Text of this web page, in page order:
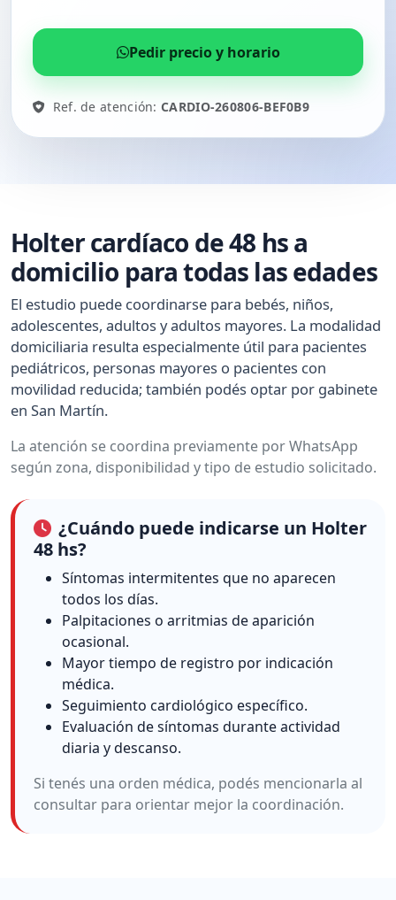
Pedir precio y horario
Ref. de atención:CARDIO-260806-BEF0B9
Holter cardíaco de 48 hs a
domicilio para todas las edades
El estudio puede coordinarse para bebés, niños,
adolescentes, adultos y adultos mayores. La modalidad
domiciliaria resulta especialmente útil para pacientes
pediátricos, personas mayores o pacientes con
movilidad reducida; también podés optar por gabinete
en San Martín.
La atención se coordina previamente por WhatsApp
según zona, disponibilidad y tipo de estudio solicitado.
¿Cuándo puede indicarse un Holter
48 hs?
Síntomas intermitentes que no aparecen
todos los días.
Palpitaciones o arritmias de aparición
ocasional.
Mayor tiempo de registro por indicación
médica.
Seguimiento cardiológico específico.
Evaluación de síntomas durante actividad
diaria y descanso.
Si tenés una orden médica, podés mencionarla al
consultar para orientar mejor la coordinación.